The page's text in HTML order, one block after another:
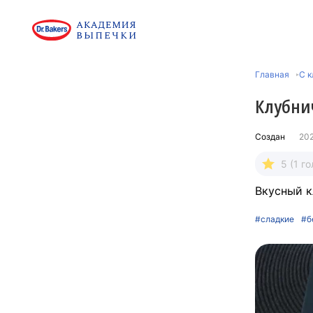
Главная C
Создан
5 (1
Вкусный
#сладкие